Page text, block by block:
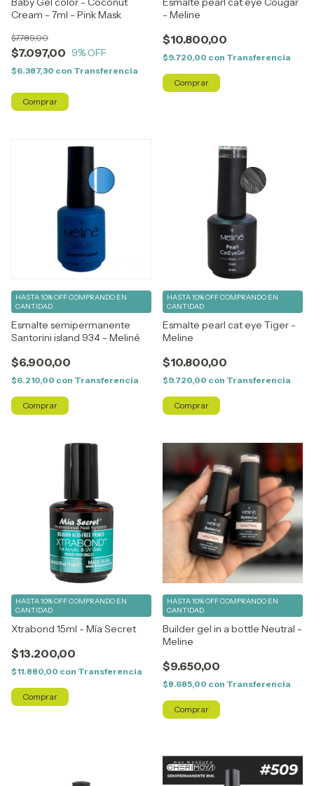
Cream - 7ml - Pink Mask
$7.097,00
$7.789,00
9% OFF
$6.387,30 con Transferencia
- Meline
$10.800,00
$9.720,00 con Transferencia
Esmalte semipermanente
Santorini island 934 - Meliné
$6.900,00
HASTA 10% OFFCOMPRANDO EN
CANTIDAD
$6.210,00 con Transferencia
Esmalte pearl cat eye Tiger -
Meline
$10.800,00
HASTA 10% OFFCOMPRANDO EN
CANTIDAD
$9.720,00 con Transferencia
Xtrabond 15ml - Mía Secret
$13.200,00
HASTA 10% OFFCOMPRANDO EN
CANTIDAD
$11.880,00 con Transferencia
Builder gel in a bottle Neutral -
Meline
$9.650,00
HASTA 10% OFFCOMPRANDO EN
CANTIDAD
$8.685,00 con Transferencia